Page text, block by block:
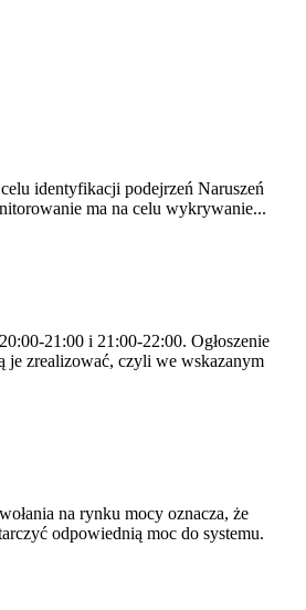
identyfikacji podejrzeń Naruszeń
ma na celu wykrywanie...
21:00 i 21:00-22:00. Ogłoszenie
je zrealizować, czyli we wskazanym
na rynku mocy oznacza, że
odpowiednią moc do systemu.